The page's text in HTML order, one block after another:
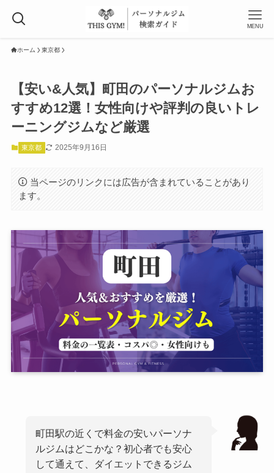
MENU
ホーム 東京都
【安い&人気】町田のパーソナルジムお
すすめ12選！女性向けや評判の良いトレ
ーニングジムなど厳選
東京都 2025年9月16日
当ページのリンクには広告が含まれていることがあり
ます。
町田駅の近くで料金の安いパーソナ
ルジムはどこかな？初心者でも安心
して通えて、ダイエットできるジム